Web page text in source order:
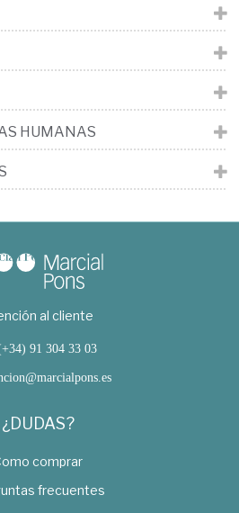
HUMANAS
al cliente
91 304 33 03
¿DUDAS?
comprar
frecuentes